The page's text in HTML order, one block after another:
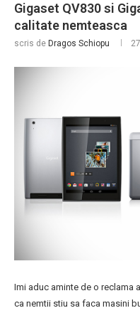
Gigaset QV830 si
calitate nemteasca
scris de Dragos Schiopu
Imi aduc aminte de o reclama
ca nemtii stiu sa faca masini